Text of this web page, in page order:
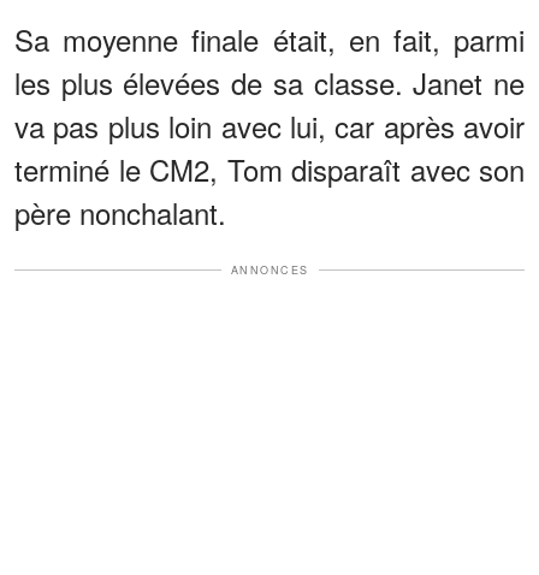
Sa moyenne finale était, en fait, parmi
les plus élevées de sa classe. Janet ne
va pas plus loin avec lui, car après avoir
terminé le CM2, Tom disparaît avec son
père nonchalant.
ANNONCES